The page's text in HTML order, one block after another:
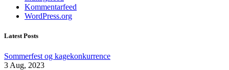
Kommentarfeed
WordPress.org
Latest Posts
Sommerfest og kagekonkurrence
3 Aug, 2023